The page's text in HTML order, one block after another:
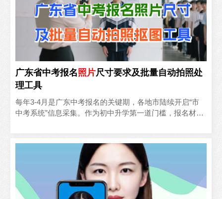
广东省中考报名照片尺寸要求及批量自动拍照处
理工具
‍每年3-4月是广东中考报名的关键期，各地市陆续开启“市
中考系统”信息采集。作为初中升学第一道门槛，报名材料